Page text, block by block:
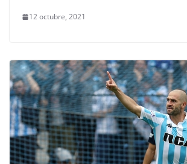
12 octubre, 2021